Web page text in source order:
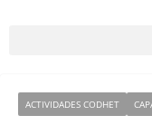
ACTIVIDADES CODHET